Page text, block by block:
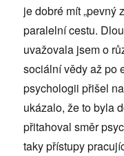
je dobré mít „pevný
paralelní cestu.
uvažovala jsem o
sociální vědy až po
psychologii přišel
ukázalo, že to byla
přitahoval směr
taky přístupy